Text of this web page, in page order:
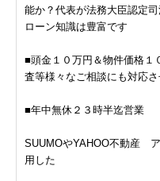
能か？代表が法務大臣認定
ローン知識は豊富です
■頭金１０万円＆物件価格１
査等様々なご相談にも対応さ
■年中無休２３時半迄営業
SUUMOやYAHOO不動産
用した